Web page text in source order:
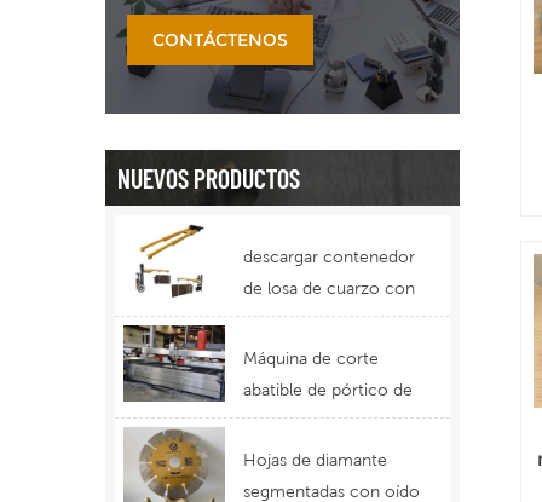
CONTÁCTENOS
NUEVOS PRODUCTOS
descargar contenedor
de losa de cuarzo con
equipo de brazo
telescópico de
montacargas
Máquina de corte
abatible de pórtico de
5 ejes corte de piedra
funcional por chorro
Hojas de diamante
segmentadas con oído